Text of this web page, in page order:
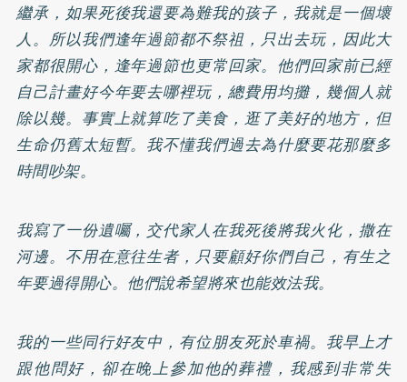
繼承，如果死後我還要為難我的孩子，我就是一個壞
人。所以我們逢年過節都不祭祖，只出去玩，因此大
家都很開心，逢年過節也更常回家。他們回家前已經
自己計畫好今年要去哪裡玩，總費用均攤，幾個人就
除以幾。事實上就算吃了美食，逛了美好的地方，但
生命仍舊太短暫。我不懂我們過去為什麼要花那麼多
時間吵架。
我寫了一份遺囑，交代家人在我死後將我火化，撒在
河邊。不用在意往生者，只要顧好你們自己，有生之
年要過得開心。他們說希望將來也能效法我。
我的一些同行好友中，有位朋友死於車禍。我早上才
跟他問好，卻在晚上參加他的葬禮，我感到非常失